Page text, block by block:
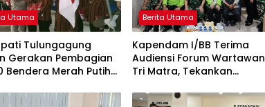
Utama
Tulungagung
Gerakan Pembagian
Bendera Merah Putih
Berita Utama
Kapendam I/BB Terima
Audiensi Forum Wartawan
Tri Matra, Tekankan
Independensi Pers